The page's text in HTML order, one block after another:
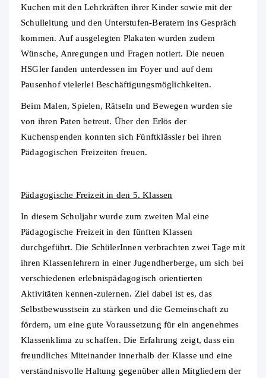
Kuchen mit den Lehrkräften ihrer Kinder sowie mit der
Schulleitung und den Unterstufen-Beratern ins Gespräch
kommen. Auf ausgelegten Plakaten wurden zudem
Wünsche, Anregungen und Fragen notiert. Die neuen
HSGler fanden unterdessen im Foyer und auf dem
Pausenhof vielerlei Beschäftigungsmöglichkeiten.
Beim Malen, Spielen, Rätseln und Bewegen wurden sie
von ihren Paten betreut. Über den Erlös der
Kuchenspenden konnten sich Fünftklässler bei ihren
Pädagogischen Freizeiten freuen.
Pädagogische Freizeit in den 5. Klassen
In diesem Schuljahr wurde zum zweiten Mal eine
Pädagogische Freizeit in den fünften Klassen
durchgeführt. Die SchülerInnen verbrachten zwei Tage mit
ihren Klassenlehrern in einer Jugendherberge, um sich bei
verschiedenen erlebnispädagogisch orientierten
Aktivitäten kennen-zulernen. Ziel dabei ist es, das
Selbstbewusstsein zu stärken und die Gemeinschaft zu
fördern, um eine gute Voraussetzung für ein angenehmes
Klassenklima zu schaffen. Die Erfahrung zeigt, dass ein
freundliches Miteinander innerhalb der Klasse und eine
verständnisvolle Haltung gegenüber allen Mitgliedern der